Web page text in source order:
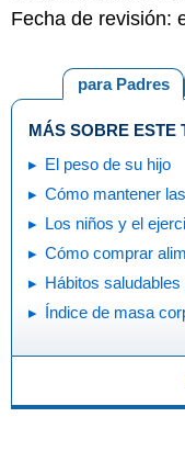
Fecha de revisión:
para Padres
MÁS SOBRE ESTE
El peso de su hijo
Cómo mantener
Los niños y el
Cómo comprar
Hábitos
Índice de masa